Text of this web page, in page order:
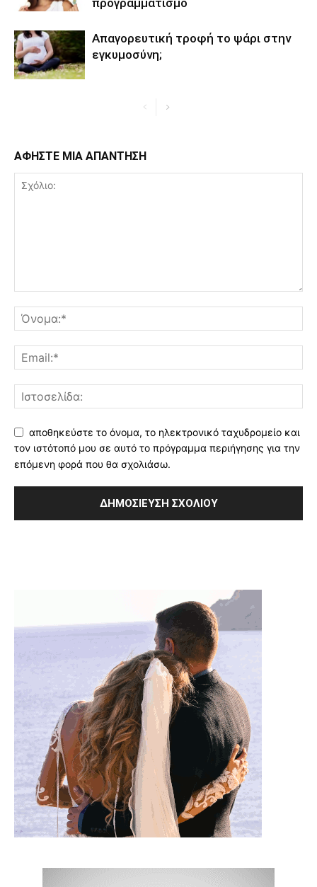
προγραμματισμό
Απαγορευτική τροφή το ψάρι στην
εγκυμοσύνη;
ΑΦΗΣΤΕ ΜΙΑ ΑΠΑΝΤΗΣΗ
αποθηκεύστε το όνομα, το ηλεκτρονικό ταχυδρομείο και
τον ιστότοπό μου σε αυτό το πρόγραμμα περιήγησης για την
επόμενη φορά που θα σχολιάσω.